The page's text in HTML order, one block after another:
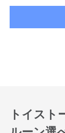
トイスト